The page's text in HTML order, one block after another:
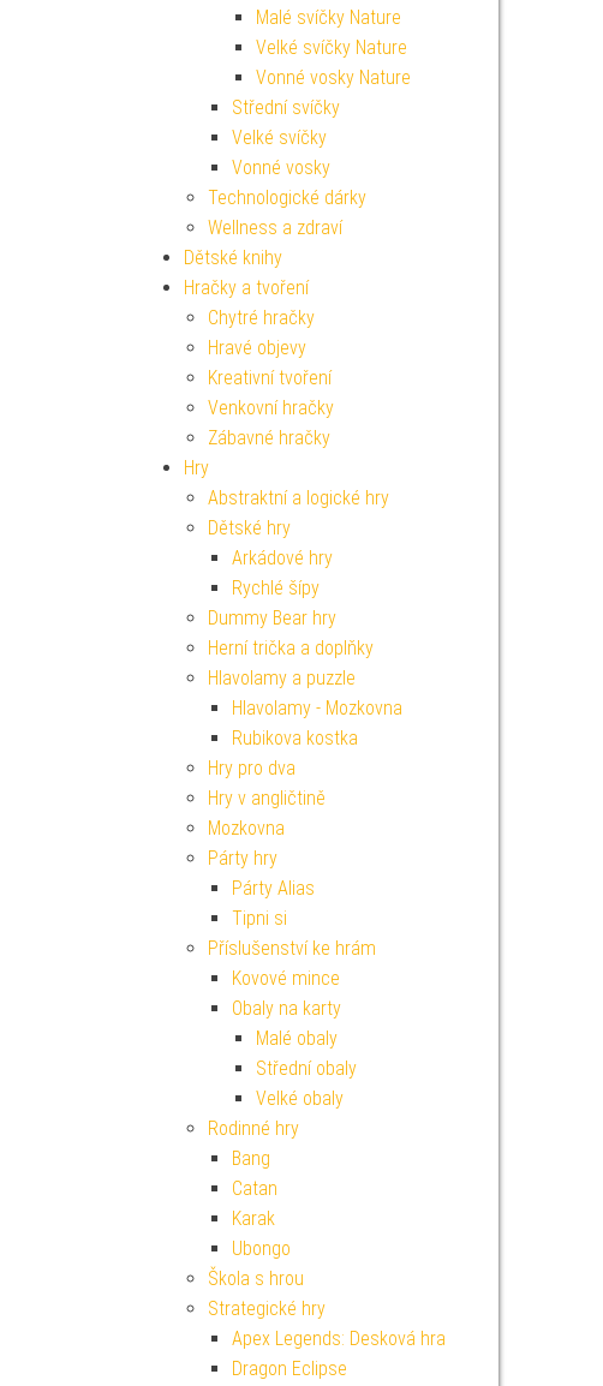
Malé svíčky Nature
Velké svíčky Nature
Vonné vosky Nature
Střední svíčky
Velké svíčky
Vonné vosky
Technologické dárky
Wellness a zdraví
Dětské knihy
Hračky a tvoření
Chytré hračky
Hravé objevy
Kreativní tvoření
Venkovní hračky
Zábavné hračky
Hry
Abstraktní a logické hry
Dětské hry
Arkádové hry
Rychlé šípy
Dummy Bear hry
Herní trička a doplňky
Hlavolamy a puzzle
Hlavolamy - Mozkovna
Rubikova kostka
Hry pro dva
Hry v angličtině
Mozkovna
Párty hry
Párty Alias
Tipni si
Příslušenství ke hrám
Kovové mince
Obaly na karty
Malé obaly
Střední obaly
Velké obaly
Rodinné hry
Bang
Catan
Karak
Ubongo
Škola s hrou
Strategické hry
Apex Legends: Desková hra
Dragon Eclipse